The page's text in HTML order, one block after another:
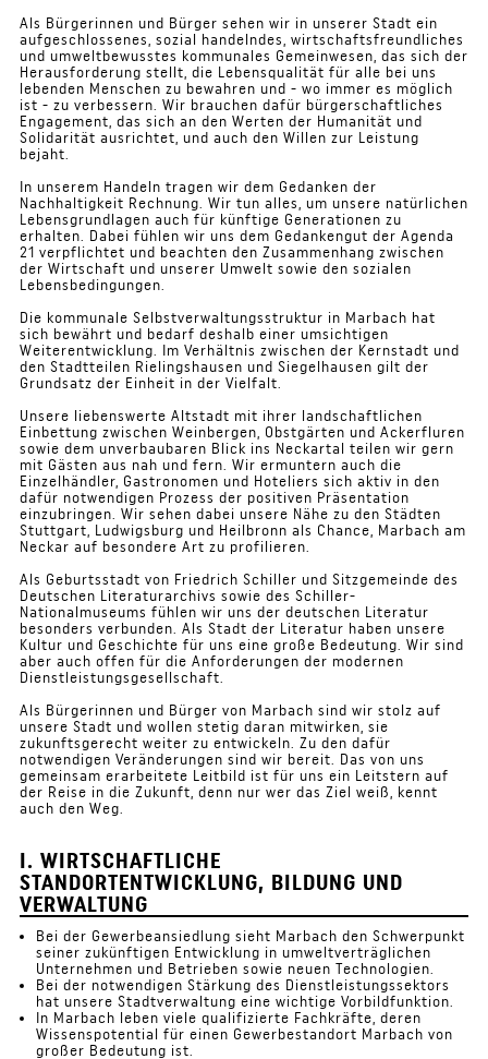
Als Bürgerinnen und Bürger sehen wir in unserer Stadt ein
aufgeschlossenes, sozial handelndes, wirtschaftsfreundliches
und umweltbewusstes kommunales Gemeinwesen, das sich der
Herausforderung stellt, die Lebensqualität für alle bei uns
lebenden Menschen zu bewahren und - wo immer es möglich
ist - zu verbessern. Wir brauchen dafür bürgerschaftliches
Engagement, das sich an den Werten der Humanität und
Solidarität ausrichtet, und auch den Willen zur Leistung
bejaht.
In unserem Handeln tragen wir dem Gedanken der
Nachhaltigkeit Rechnung. Wir tun alles, um unsere natürlichen
Lebensgrundlagen auch für künftige Generationen zu
erhalten. Dabei fühlen wir uns dem Gedankengut der Agenda
21 verpflichtet und beachten den Zusammenhang zwischen
der Wirtschaft und unserer Umwelt sowie den sozialen
Lebensbedingungen.
Die kommunale Selbstverwaltungsstruktur in Marbach hat
sich bewährt und bedarf deshalb einer umsichtigen
Weiterentwicklung. Im Verhältnis zwischen der Kernstadt und
den Stadtteilen Rielingshausen und Siegelhausen gilt der
Grundsatz der Einheit in der Vielfalt.
Unsere liebenswerte Altstadt mit ihrer landschaftlichen
Einbettung zwischen Weinbergen, Obstgärten und Ackerfluren
sowie dem unverbaubaren Blick ins Neckartal teilen wir gern
mit Gästen aus nah und fern. Wir ermuntern auch die
Einzelhändler, Gastronomen und Hoteliers sich aktiv in den
dafür notwendigen Prozess der positiven Präsentation
einzubringen. Wir sehen dabei unsere Nähe zu den Städten
Stuttgart, Ludwigsburg und Heilbronn als Chance, Marbach am
Neckar auf besondere Art zu profilieren.
Als Geburtsstadt von Friedrich Schiller und Sitzgemeinde des
Deutschen Literaturarchivs sowie des Schiller-
Nationalmuseums fühlen wir uns der deutschen Literatur
besonders verbunden. Als Stadt der Literatur haben unsere
Kultur und Geschichte für uns eine große Bedeutung. Wir sind
aber auch offen für die Anforderungen der modernen
Dienstleistungsgesellschaft.
Als Bürgerinnen und Bürger von Marbach sind wir stolz auf
unsere Stadt und wollen stetig daran mitwirken, sie
zukunftsgerecht weiter zu entwickeln. Zu den dafür
notwendigen Veränderungen sind wir bereit. Das von uns
gemeinsam erarbeitete Leitbild ist für uns ein Leitstern auf
der Reise in die Zukunft, denn nur wer das Ziel weiß, kennt
auch den Weg.
I. WIRTSCHAFTLICHE
STANDORTENTWICKLUNG, BILDUNG UND
VERWALTUNG
Bei der Gewerbeansiedlung sieht Marbach den Schwerpunkt
seiner zukünftigen Entwicklung in umweltverträglichen
Unternehmen und Betrieben sowie neuen Technologien.
Bei der notwendigen Stärkung des Dienstleistungssektors
hat unsere Stadtverwaltung eine wichtige Vorbildfunktion.
In Marbach leben viele qualifizierte Fachkräfte, deren
Wissenspotential für einen Gewerbestandort Marbach von
großer Bedeutung ist.